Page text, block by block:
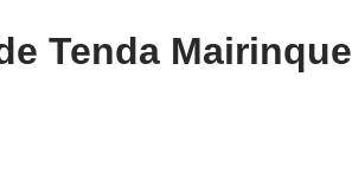
Tenda Mairinque